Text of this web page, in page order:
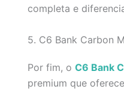
completa e
5. C6 Bank Carbon
Por fim, o C6 Bank
premium que